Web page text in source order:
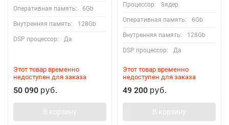
Оперативная память: 6Gb
Внутренняя память: 128Gb
DSP процессор: Да
Этот товар временно
недоступен для заказа
50 090 руб.
В корзину
Процессор: 8ядер
Оперативная память: 6Gb
Внутренняя память: 128Gb
DSP процессор: Да
Этот товар временно
недоступен для заказа
49 200 руб.
В корзину